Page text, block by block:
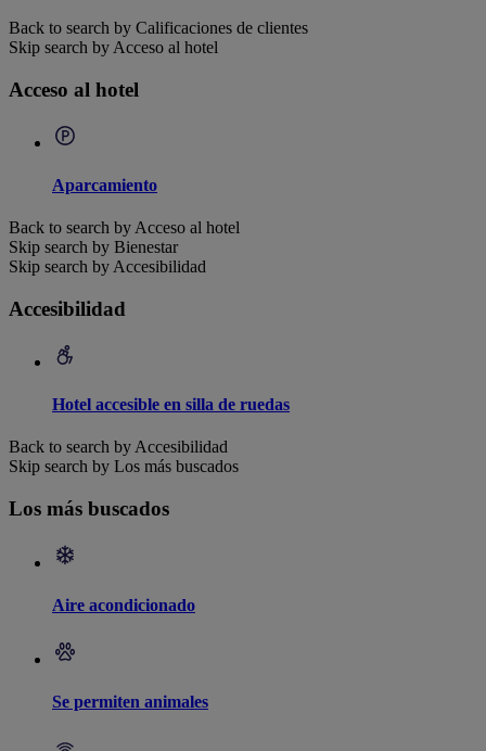
Back to search by Calificaciones de clientes
Skip search by Acceso al hotel
Acceso al hotel
Aparcamiento
Back to search by Acceso al hotel
Skip search by Bienestar
Skip search by Accesibilidad
Accesibilidad
Hotel accesible en silla de ruedas
Back to search by Accesibilidad
Skip search by Los más buscados
Los más buscados
Aire acondicionado
Se permiten animales